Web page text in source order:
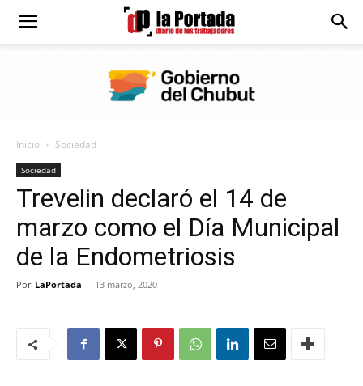
Diario
Portada
Inicio Sociedad
Sociedad
Trevelin declaró el 14 de
marzo como el Día Municipal
de la Endometriosis
Por LaPortada - 13 marzo, 2020